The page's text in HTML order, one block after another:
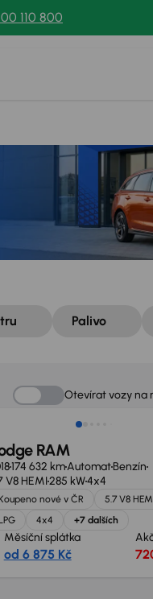
110 800
Palivo
Otevírat vozy na
RAM
174 632 kmAutomatBenzín
V8 HEMI285 kW4x4
nové v ČR
5.7 V8
4x4 +7 dalších
Měsíční splátka
od 6 875 Kč